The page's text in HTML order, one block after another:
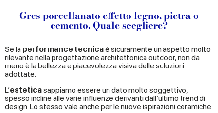
Gres porcellanato effetto legno, pietra o
cemento. Quale scegliere?
Se la performance tecnicaè sicuramente un aspetto molto
rilevante nella progettazione architettonica outdoor, non da
meno è la bellezza e piacevolezza visiva delle soluzioni
adottate.
L’esteticasappiamo essere un dato molto soggettivo,
spesso incline alle varie influenze derivanti dall’ultimo trend di
design. Lo stesso vale anche per le nuove ispirazioni ceramiche.